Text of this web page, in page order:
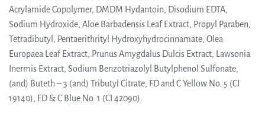
Acrylamide Copolymer, DMDM Hydantoin, Disodium EDTA,
Sodium Hydroxide, Aloe Barbadensis Leaf Extract, Propyl Paraben,
Tetradibutyl, Pentaerithrityl Hydroxyhydrocinnamate, Olea
Europaea Leaf Extract, Prunus Amygdalus Dulcis Extract, Lawsonia
Inermis Extract, Sodium Benzotriazolyl Butylphenol Sulfonate,
(and) Buteth – 3 (and) Tributyl Citrate, FD and C Yellow No. 5 (CI
19140), FD & C Blue No. 1 (CI 42090).